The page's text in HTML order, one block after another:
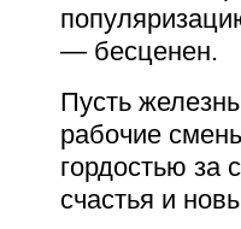
— бесценен.
Пусть
рабочие
гордостью за
счастья и